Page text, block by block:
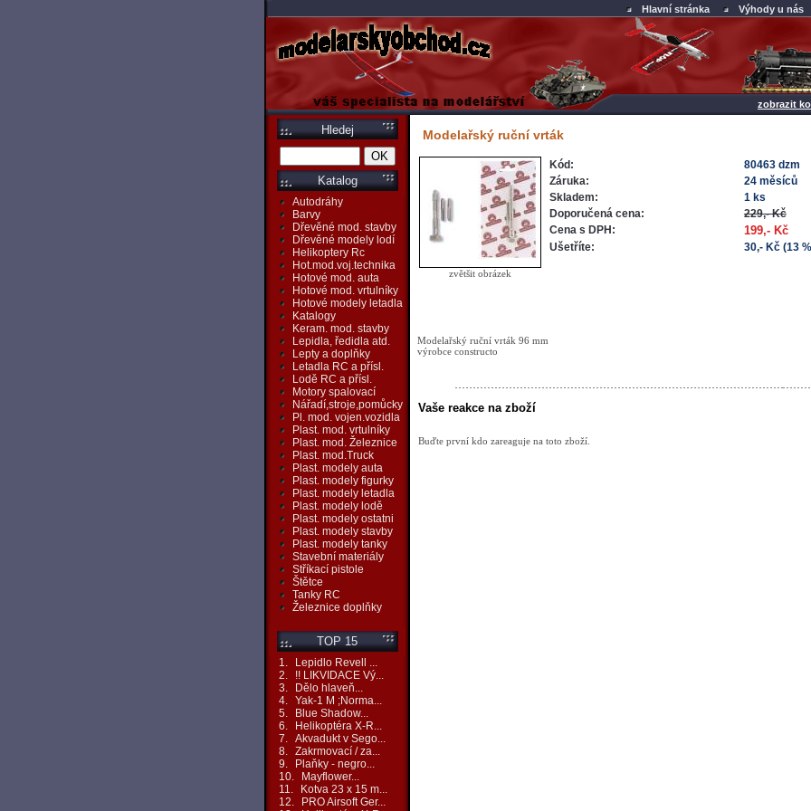
Hlavní stránka Výhody u nás
zobrazit
Hledej
Katalog
Autodráhy
Barvy
Dřevěné mod. stavby
Dřevěné modely lodí
Helikoptery Rc
Hot.mod.voj.technika
Hotové mod. auta
Hotové mod. vrtulníky
Hotové modely letadla
Katalogy
Keram. mod. stavby
Lepidla, ředidla atd.
Lepty a doplňky
Letadla RC a přísl.
Lodě RC a přísl.
Motory spalovací
Nářadí,stroje,pomůcky
Pl. mod. vojen.vozidla
Plast. mod. vrtulníky
Plast. mod. Železnice
Plast. mod.Truck
Plast. modely auta
Plast. modely figurky
Plast. modely letadla
Plast. modely lodě
Plast. modely ostatni
Plast. modely stavby
Plast. modely tanky
Stavební materiály
Stříkací pistole
Štětce
Tanky RC
Železnice doplňky
TOP 15
1.
Lepidlo Revell ...
2.
!! LIKVIDACE Vý...
3.
Dělo hlaveň...
4. Yak-1 M ;Norma...
5.
Blue Shadow...
6.
Helikoptéra X-R...
7. Akvadukt v Sego...
8. Zakrmovací / za...
9.
Plaňky - negro...
10.
Mayflower...
11.
Kotva 23 x 15 m...
12.
PRO Airsoft Ger...
Modelařský ruční vrták
zvětšit obrázek
Kód:
80463 dzm
Záruka:
24 měsíců
Skladem:
1 ks
Doporučená cena:
229,- Kč
Cena s DPH:
199,- Kč
Ušetříte: 30,- Kč (13
Modelařský ruční vrták 96 mm
výrobce constructo
Vaše reakce na zboží
Buďte první kdo zareaguje na toto zboží.